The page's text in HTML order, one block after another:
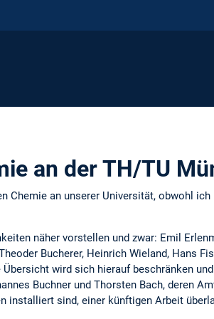
an der TH/TU
Chemie an unserer Universität, obwohl ich
näher vorstellen und zwar: Emil
Bucherer, Heinrich Wieland, Hans
wird sich hierauf beschränken
Buchner und Thorsten Bach, deren
installiert sind, einer künftigen Arbeit